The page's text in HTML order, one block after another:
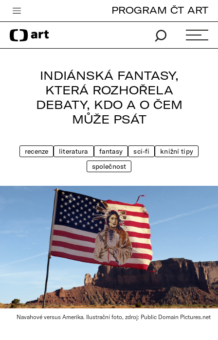
Česká televize
Zpravodajství
TV program
edu
PROGRAM ČT ART
INDIÁNSKÁ FANTASY,
KTERÁ ROZHOŘELA
DEBATY, KDO A O ČEM
MŮŽE PSÁT
recenze literatura fantasy sci-fi
knižní tipy
společnost
Navahové versus Amerika. Ilustrační foto, zdroj: Public Domain Pictures.net